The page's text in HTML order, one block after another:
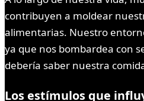
contribuyen a moldear
alimentarias. Nuestro
ya que nos bombardea con
debería saber nuestra
Los estímulos que